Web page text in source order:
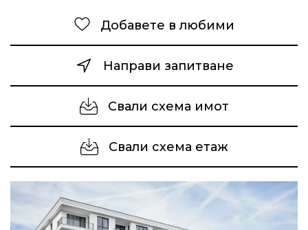
Добавете в любими
Направи запитване
Свали схема имот
Свали схема етаж